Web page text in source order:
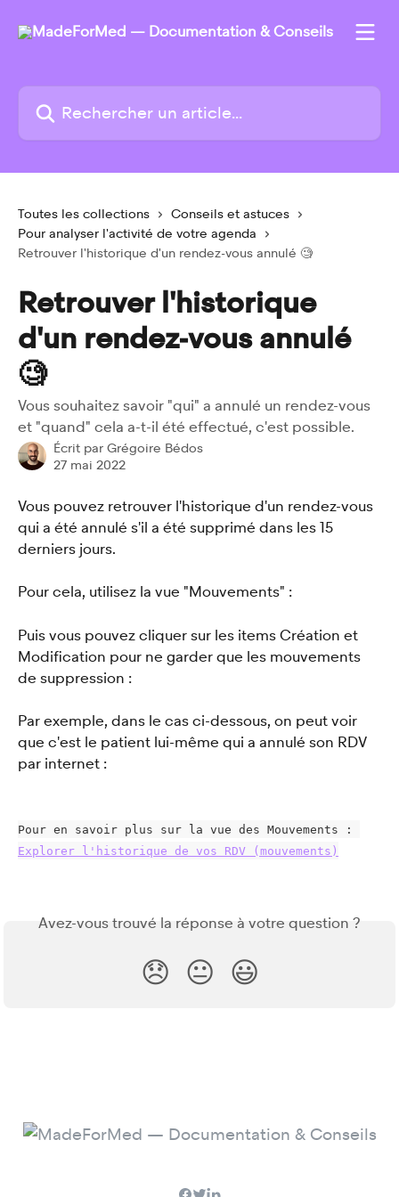
Rechercher un article...
Toutes les collections
Conseils et astuces
Pour analyser l'activité de votre agenda
Retrouver l'historique d'un rendez-vous annulé 🧐
Retrouver l'historique
d'un rendez-vous annulé
🧐
Vous souhaitez savoir "qui" a annulé un rendez-vous
et "quand" cela a-t-il été effectué, c'est possible.
Écrit par Grégoire Bédos
27 mai 2022
Vous pouvez retrouver l'historique d'un rendez-vous
qui a été annulé s'il a été supprimé dans les 15
derniers jours.
Pour cela, utilisez la vue "Mouvements" :
Puis vous pouvez cliquer sur les items Création et
Modification pour ne garder que les mouvements
de suppression :
Par exemple, dans le cas ci-dessous, on peut voir
que c'est le patient lui-même qui a annulé son RDV
par internet :
Pour en savoir plus sur la vue des Mouvements :
Explorer l'historique de vos RDV (mouvements)
Avez-vous trouvé la réponse à votre question ?
😞 😐 😃